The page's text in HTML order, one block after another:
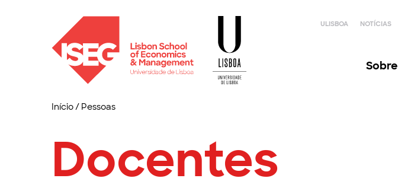
ULISBOA NOTÍCIAS
Sobre
Início/ Pessoas
Docentes